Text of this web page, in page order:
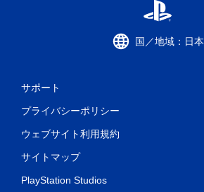
国／地域：日本
サポート
プライバシーポリシー
ウェブサイト利用規約
サイトマップ
PlayStation Studios